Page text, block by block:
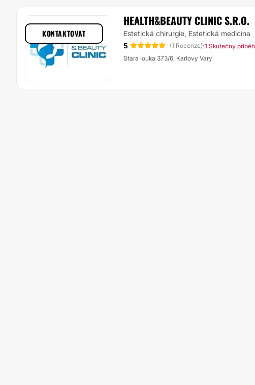
HEALTH&BEAUTY CLINIC S.R.O.
Estetická chirurgie, Estetická medicína
5
(1 Recenze)·1 Skutečný příběh
Stará louka 373/6, Karlovy Vary
KONTAKTOVAT